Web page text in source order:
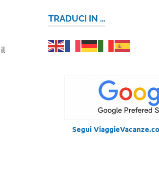
TRADUCI IN …
Segui